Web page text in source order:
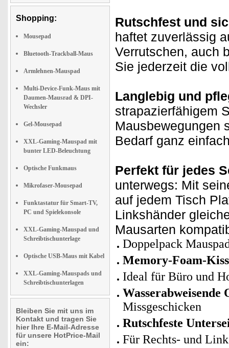
Shopping:
Mousepad
Bluetooth-Trackball-Maus
Armlehnen-Mauspad
Multi-Device-Funk-Maus mit
Daumen-Mausrad & DPI-
Wechsler
Gel-Mousepad
XXL-Gaming-Mauspad mit
bunter LED-Beleuchtung
Optische Funkmaus
Mikrofaser-Mousepad
Funktastatur für Smart-TV,
PC und Spielekonsole
XXL-Gaming-Mauspad und
Schreibtischunterlage
Optische USB-Maus mit Kabel
XXL-Gaming-Mauspads und
Schreibtischunterlagen
Bleiben Sie mit uns im
Kontakt und tragen Sie
hier Ihre E-Mail-Adresse
für unsere HotPrice-Mail
ein:
Rutschfest und
haftet zuverlässig
Verrutschen, auch
Sie jederzeit die
Langlebig und
strapazierfähigem
Mausbewegungen
Bedarf ganz
Perfekt für jedes
unterwegs: Mit
auf jedem Tisch
Linkshänder
Mausarten
Doppelpack
Memory-Foam-
Ideal für Büro und
Wasserabweisende
Missgeschicken
Rutschfeste
Für Rechts- und